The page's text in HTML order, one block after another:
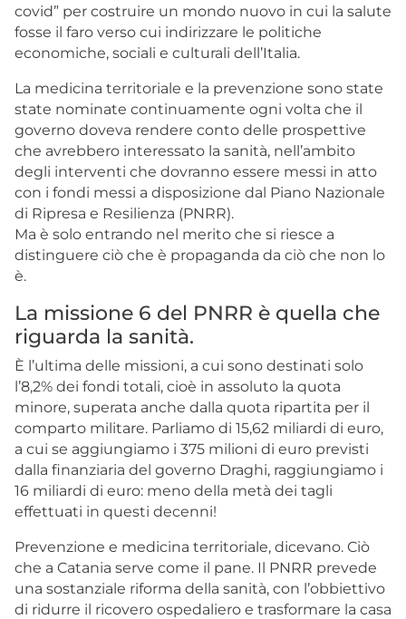
covid” per costruire un mondo nuovo in cui la salute
fosse il faro verso cui indirizzare le politiche
economiche, sociali e culturali dell’Italia.
La medicina territoriale e la prevenzione sono state
state nominate continuamente ogni volta che il
governo doveva rendere conto delle prospettive
che avrebbero interessato la sanità, nell’ambito
degli interventi che dovranno essere messi in atto
con i fondi messi a disposizione dal Piano Nazionale
di Ripresa e Resilienza (PNRR).
Ma è solo entrando nel merito che si riesce a
distinguere ciò che è propaganda da ciò che non lo
è.
La missione 6 del PNRR è quella che
riguarda la sanità.
È l’ultima delle missioni, a cui sono destinati solo
l’8,2% dei fondi totali, cioè in assoluto la quota
minore, superata anche dalla quota ripartita per il
comparto militare. Parliamo di 15,62 miliardi di euro,
a cui se aggiungiamo i 375 milioni di euro previsti
dalla finanziaria del governo Draghi, raggiungiamo i
16 miliardi di euro: meno della metà dei tagli
effettuati in questi decenni!
Prevenzione e medicina territoriale, dicevano. Ciò
che a Catania serve come il pane. Il PNRR prevede
una sostanziale riforma della sanità, con l’obbiettivo
di ridurre il ricovero ospedaliero e trasformare la casa